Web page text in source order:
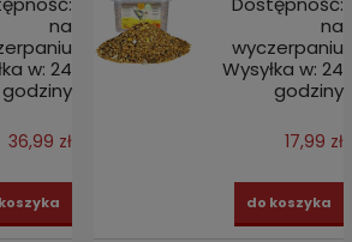
na
w: 24
godziny
36,99 zł
na
wyczerpaniu
Wysyłka w: 24
godziny
17,99 zł
do koszyka